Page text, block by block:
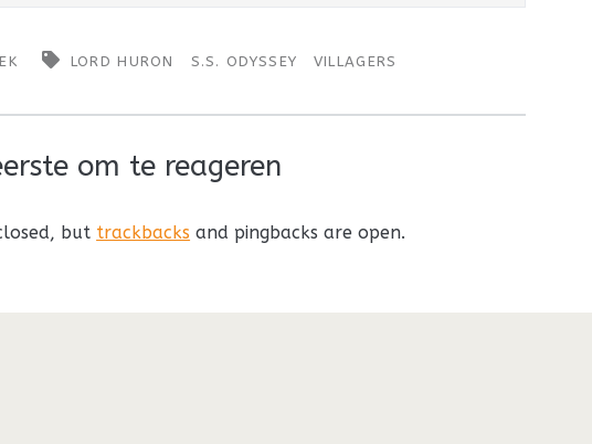
LORD HURON S.S. ODYSSEY VILLAGERS
om te reageren
but trackbacks and pingbacks are open.